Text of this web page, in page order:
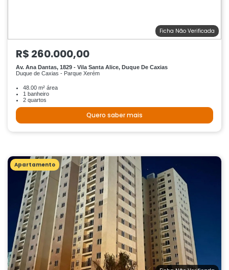
Ficha Não Verificada
R$ 260.000,00
Av. Ana Dantas, 1829 - Vila Santa Alice, Duque De Caxias
Duque de Caxias - Parque Xerém
48.00 m² área
1 banheiro
2 quartos
Quero saber mais
Apartamento